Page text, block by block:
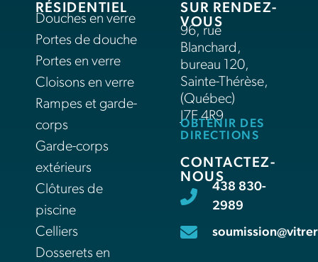
RÉSIDENTIEL
Douches en verre
Portes de douche
Portes en verre
Cloisons en verre
Rampes et garde-
corps
Garde-corps
extérieurs
Clôtures de
piscine
Celliers
Dosserets en
SUR RENDEZ-
VOUS
96, rue
Blanchard,
bureau 120,
Sainte-Thérèse,
(Québec)
J7E 4R9
OBTENIR DES
DIRECTIONS
CONTACTEZ-
NOUS
438 830-
2989